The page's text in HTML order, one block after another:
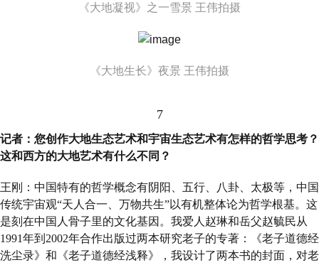
《大地凝视》之一雪景 王伟拍摄
《大地生长》夜景 王伟拍摄
7
记者：您创作大地生态艺术和宇宙生态艺术有怎样的哲学思考？
这和西方的大地艺术有什么不同？
王刚：中国特有的哲学概念有阴阳、五行、八卦、太极等，中国
传统宇宙观“天人合一、万物共生”以有机整体论为哲学根基。这
是刻在中国人骨子里的文化基因。我爱人赵琳和岳父赵毓民从
1991年到2002年合作出版过两本研究老子的专著：《老子道德经
洗尘录》和《老子道德经浅释》，我设计了两本书的封面，对老